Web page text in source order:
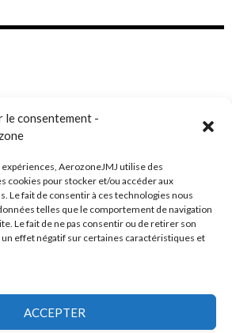
le consentement -
AerozoneJMJ utilise des
cookies pour stocker et/ou accéder aux
Le fait de consentir à ces technologies nous
telles que le comportement de navigation
Le fait de ne pas consentir ou de retirer son
effet négatif sur certaines caractéristiques et
ACCEPTER